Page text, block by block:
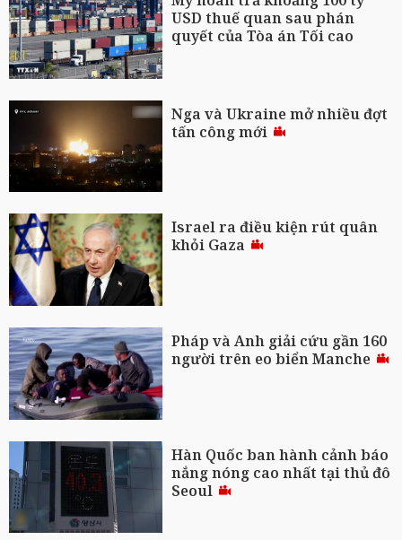
USD thuế quan sau phán
quyết của Tòa án Tối cao
Nga và Ukraine mở nhiều đợt
tấn công mới
Israel ra điều kiện rút quân
khỏi Gaza
Pháp và Anh giải cứu gần 160
người trên eo biển Manche
Hàn Quốc ban hành cảnh báo
nắng nóng cao nhất tại thủ đô
Seoul